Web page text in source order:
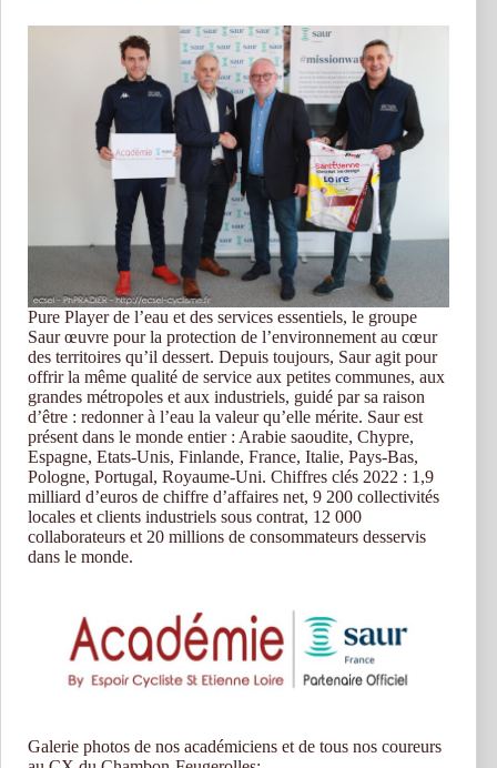
Pure Player de l’eau et des services essentiels, le groupe
Saur œuvre pour la protection de l’environnement au cœur
des territoires qu’il dessert. Depuis toujours, Saur agit pour
offrir la même qualité de service aux petites communes, aux
grandes métropoles et aux industriels, guidé par sa raison
d’être : redonner à l’eau la valeur qu’elle mérite. Saur est
présent dans le monde entier : Arabie saoudite, Chypre,
Espagne, Etats-Unis, Finlande, France, Italie, Pays-Bas,
Pologne, Portugal, Royaume-Uni. Chiffres clés 2022 : 1,9
milliard d’euros de chiffre d’affaires net, 9 200 collectivités
locales et clients industriels sous contrat, 12 000
collaborateurs et 20 millions de consommateurs desservis
dans le monde.
Galerie photos de nos académiciens et de tous nos coureurs